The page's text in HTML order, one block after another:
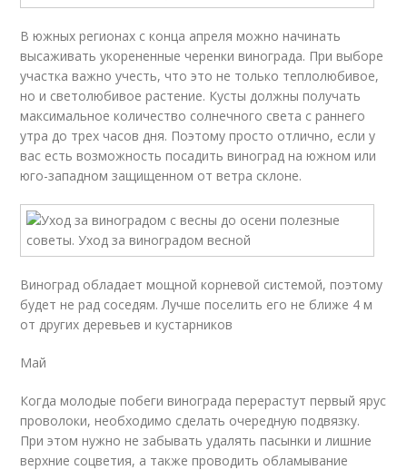
В южных регионах с конца апреля можно начинать
высаживать укорененные черенки винограда. При выборе
участка важно учесть, что это не только теплолюбивое,
но и светолюбивое растение. Кусты должны получать
максимальное количество солнечного света с раннего
утра до трех часов дня. Поэтому просто отлично, если у
вас есть возможность посадить виноград на южном или
юго-западном защищенном от ветра склоне.
Виноград обладает мощной корневой системой, поэтому
будет не рад соседям. Лучше поселить его не ближе 4 м
от других деревьев и кустарников
Май
Когда молодые побеги винограда перерастут первый ярус
проволоки, необходимо сделать очередную подвязку.
При этом нужно не забывать удалять пасынки и лишние
верхние соцветия, а также проводить обламывание